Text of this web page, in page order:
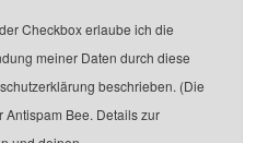
Checkbox erlaube ich die
meiner Daten durch diese
beschrieben. (Die
Bee. Details zur